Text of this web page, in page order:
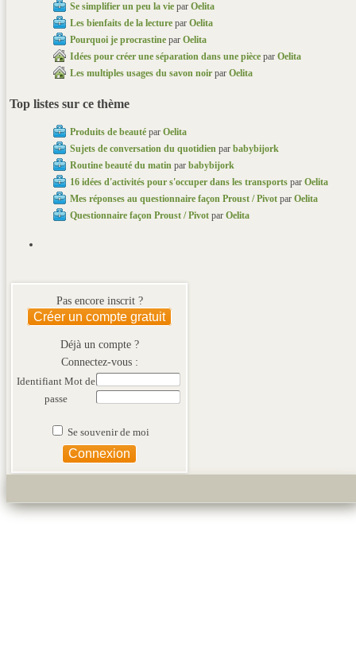
Se simplifier un peu la vie par Oelita
Les bienfaits de la lecture par Oelita
Pourquoi je procrastine par Oelita
Idées pour créer une séparation dans une pièce par Oelita
Les multiples usages du savon noir par Oelita
Top listes sur ce thème
Produits de beauté par Oelita
Sujets de conversation du quotidien par babybijork
Routine beauté du matin par babybijork
16 idées d'activités pour s'occuper dans les transports par Oelita
Mes réponses au questionnaire façon Proust / Pivot par Oelita
Questionnaire façon Proust / Pivot par Oelita
Pas encore inscrit ?
Créer un compte gratuit
Déjà un compte ?
Connectez-vous :
Identifiant Mot de
passe
Se souvenir de moi